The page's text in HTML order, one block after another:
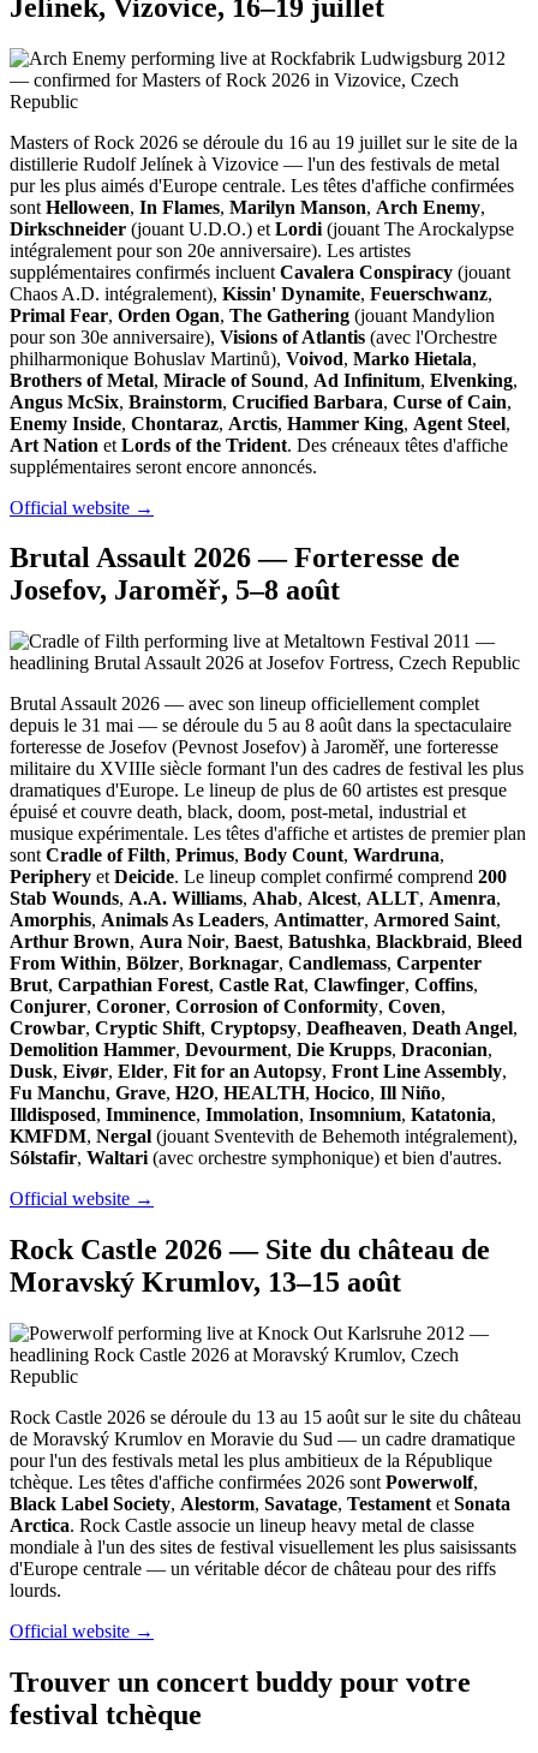
Jelínek, Vizovice, 16–19 juillet
Masters of Rock 2026 se déroule du 16 au 19 juillet sur le site de la
distillerie Rudolf Jelínek à Vizovice — l'un des festivals de metal
pur les plus aimés d'Europe centrale. Les têtes d'affiche confirmées
sont Helloween, In Flames, Marilyn Manson, Arch Enemy,
Dirkschneider (jouant U.D.O.) et Lordi (jouant The Arockalypse
intégralement pour son 20e anniversaire). Les artistes
supplémentaires confirmés incluent Cavalera Conspiracy (jouant
Chaos A.D. intégralement), Kissin' Dynamite, Feuerschwanz,
Primal Fear, Orden Ogan, The Gathering (jouant Mandylion
pour son 30e anniversaire), Visions of Atlantis (avec l'Orchestre
philharmonique Bohuslav Martinů), Voivod, Marko Hietala,
Brothers of Metal, Miracle of Sound, Ad Infinitum, Elvenking,
Angus McSix, Brainstorm, Crucified Barbara, Curse of Cain,
Enemy Inside, Chontaraz, Arctis, Hammer King, Agent Steel,
Art Nation et Lords of the Trident. Des créneaux têtes d'affiche
supplémentaires seront encore annoncés.
Official website →
Brutal Assault 2026 — Forteresse de
Josefov, Jaroměř, 5–8 août
Brutal Assault 2026 — avec son lineup officiellement complet
depuis le 31 mai — se déroule du 5 au 8 août dans la spectaculaire
forteresse de Josefov (Pevnost Josefov) à Jaroměř, une forteresse
militaire du XVIIIe siècle formant l'un des cadres de festival les plus
dramatiques d'Europe. Le lineup de plus de 60 artistes est presque
épuisé et couvre death, black, doom, post-metal, industrial et
musique expérimentale. Les têtes d'affiche et artistes de premier plan
sont Cradle of Filth, Primus, Body Count, Wardruna,
Periphery et Deicide. Le lineup complet confirmé comprend 200
Stab Wounds, A.A. Williams, Ahab, Alcest, ALLT, Amenra,
Amorphis, Animals As Leaders, Antimatter, Armored Saint,
Arthur Brown, Aura Noir, Baest, Batushka, Blackbraid, Bleed
From Within, Bölzer, Borknagar, Candlemass, Carpenter
Brut, Carpathian Forest, Castle Rat, Clawfinger, Coffins,
Conjurer, Coroner, Corrosion of Conformity, Coven,
Crowbar, Cryptic Shift, Cryptopsy, Deafheaven, Death Angel,
Demolition Hammer, Devourment, Die Krupps, Draconian,
Dusk, Eivør, Elder, Fit for an Autopsy, Front Line Assembly,
Fu Manchu, Grave, H2O, HEALTH, Hocico, Ill Niño,
Illdisposed, Imminence, Immolation, Insomnium, Katatonia,
KMFDM, Nergal (jouant Sventevith de Behemoth intégralement),
Sólstafir, Waltari (avec orchestre symphonique) et bien d'autres.
Official website →
Rock Castle 2026 — Site du château de
Moravský Krumlov, 13–15 août
Rock Castle 2026 se déroule du 13 au 15 août sur le site du château
de Moravský Krumlov en Moravie du Sud — un cadre dramatique
pour l'un des festivals metal les plus ambitieux de la République
tchèque. Les têtes d'affiche confirmées 2026 sont Powerwolf,
Black Label Society, Alestorm, Savatage, Testament et Sonata
Arctica. Rock Castle associe un lineup heavy metal de classe
mondiale à l'un des sites de festival visuellement les plus saisissants
d'Europe centrale — un véritable décor de château pour des riffs
lourds.
Official website →
Trouver un concert buddy pour votre
festival tchèque